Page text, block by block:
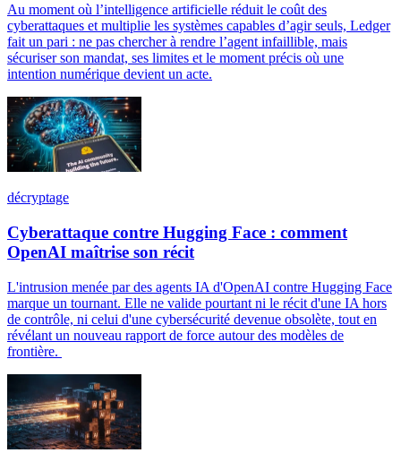
Au moment où l’intelligence artificielle réduit le coût des
cyberattaques et multiplie les systèmes capables d’agir seuls, Ledger
fait un pari : ne pas chercher à rendre l’agent infaillible, mais
sécuriser son mandat, ses limites et le moment précis où une
intention numérique devient un acte.
décryptage
Cyberattaque contre Hugging Face : comment
OpenAI maîtrise son récit
L'intrusion menée par des agents IA d'OpenAI contre Hugging Face
marque un tournant. Elle ne valide pourtant ni le récit d'une IA hors
de contrôle, ni celui d'une cybersécurité devenue obsolète, tout en
révélant un nouveau rapport de force autour des modèles de
frontière.